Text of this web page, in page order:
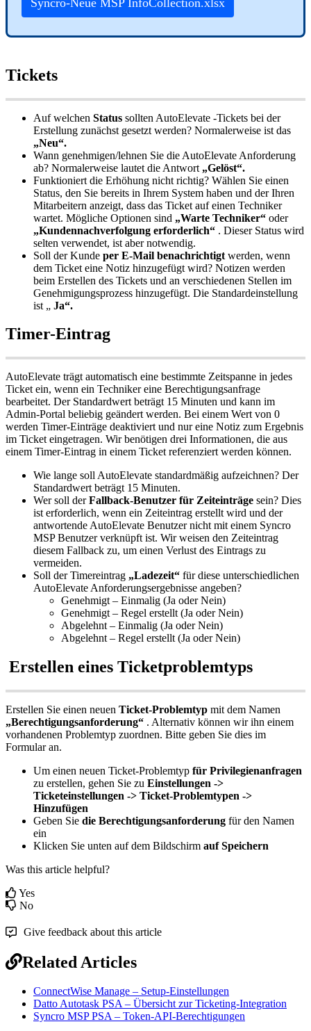
Syncro-Neue MSP InfoCollection.xlsx
Tickets
Auf welchen Status sollten AutoElevate -Tickets bei der
Erstellung zunächst gesetzt werden? Normalerweise ist das
„Neu“.
Wann genehmigen/lehnen Sie die AutoElevate Anforderung
ab? Normalerweise lautet die Antwort „Gelöst“.
Funktioniert die Erhöhung nicht richtig? Wählen Sie einen
Status, den Sie bereits in Ihrem System haben und der Ihren
Mitarbeitern anzeigt, dass das Ticket auf einen Techniker
wartet. Mögliche Optionen sind „Warte Techniker“ oder
„Kundennachverfolgung erforderlich“ . Dieser Status wird
selten verwendet, ist aber notwendig.
Soll der Kunde per E-Mail benachrichtigt werden, wenn
dem Ticket eine Notiz hinzugefügt wird? Notizen werden
beim Erstellen des Tickets und an verschiedenen Stellen im
Genehmigungsprozess hinzugefügt. Die Standardeinstellung
ist „ Ja“.
Timer-Eintrag
AutoElevate trägt automatisch eine bestimmte Zeitspanne in jedes
Ticket ein, wenn ein Techniker eine Berechtigungsanfrage
bearbeitet. Der Standardwert beträgt 15 Minuten und kann im
Admin-Portal beliebig geändert werden. Bei einem Wert von 0
werden Timer-Einträge deaktiviert und nur eine Notiz zum Ergebnis
im Ticket eingetragen. Wir benötigen drei Informationen, die aus
einem Timer-Eintrag in einem Ticket referenziert werden können.
Wie lange soll AutoElevate standardmäßig aufzeichnen? Der
Standardwert beträgt 15 Minuten.
Wer soll der Fallback-Benutzer für Zeiteinträge sein? Dies
ist erforderlich, wenn ein Zeiteintrag erstellt wird und der
antwortende AutoElevate Benutzer nicht mit einem Syncro
MSP Benutzer verknüpft ist. Wir weisen den Zeiteintrag
diesem Fallback zu, um einen Verlust des Eintrags zu
vermeiden.
Soll der Timereintrag „Ladezeit“ für diese unterschiedlichen
AutoElevate Anforderungsergebnisse angeben?
Genehmigt – Einmalig (Ja oder Nein)
Genehmigt – Regel erstellt (Ja oder Nein)
Abgelehnt – Einmalig (Ja oder Nein)
Abgelehnt – Regel erstellt (Ja oder Nein)
Erstellen eines Ticketproblemtyps
Erstellen Sie einen neuen Ticket-Problemtyp mit dem Namen
„Berechtigungsanforderung“ . Alternativ können wir ihn einem
vorhandenen Problemtyp zuordnen. Bitte geben Sie dies im
Formular an.
Um einen neuen Ticket-Problemtyp für Privilegienanfragen
zu erstellen, gehen Sie zu Einstellungen ->
Ticketeinstellungen -> Ticket-Problemtypen ->
Hinzufügen
Geben Sie die Berechtigungsanforderung für den Namen
ein
Klicken Sie unten auf dem Bildschirm auf Speichern
Was this article helpful?
Yes
No
Give feedback about this article
Related Articles
ConnectWise Manage – Setup-Einstellungen
Datto Autotask PSA – Übersicht zur Ticketing-Integration
Syncro MSP PSA – Token-API-Berechtigungen